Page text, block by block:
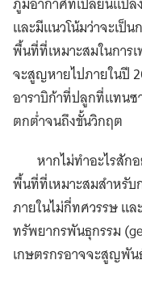
และมีแนวโน้มว่าจะเป็
พื้นที่ที่เหมาะสมในการ
จะสูญหายไปภายในปี
อาราบิก้าที่ปลูกที่แทนซ
ตกต่ำจนถึงขั้นวิกฤต
หากไม่ทำอะไรสัก
พื้นที่ที่เหมาะสมสำหรั
ภายในไม่กี่ทศวรรษ แ
ทรัพยากรพันธุกรรม
เกษตรกรอาจจะสูญพั